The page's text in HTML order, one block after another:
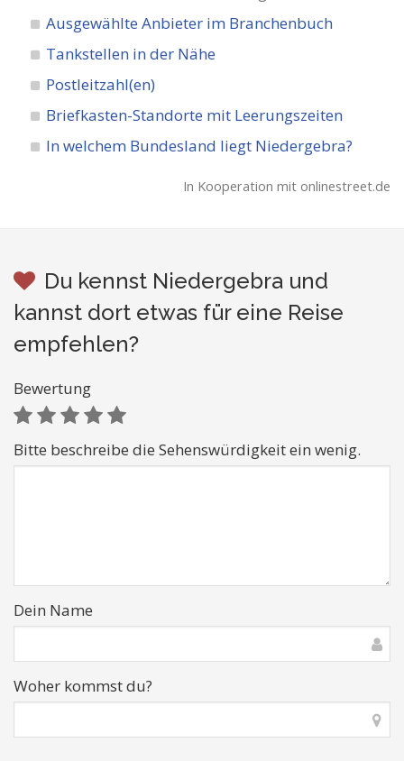
Ausgewählte Anbieter im Branchenbuch
Tankstellen in der Nähe
Postleitzahl(en)
Briefkasten-Standorte mit Leerungszeiten
In welchem Bundesland liegt Niedergebra?
In Kooperation mit onlinestreet.de
Du kennst Niedergebra und
kannst dort etwas für eine Reise
empfehlen?
Bewertung
Bitte beschreibe die Sehenswürdigkeit ein wenig.
Dein Name
Woher kommst du?